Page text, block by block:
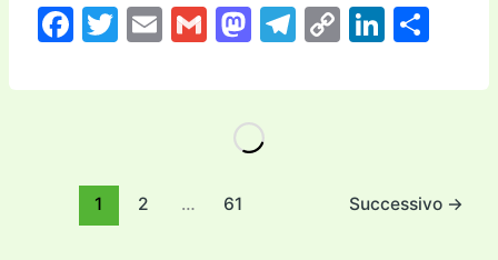
F
c
o
T
itt
E
ai
G
ai
M
st
o
d
T
e
C
p
n
Li
k
n
C
n
di
1 2 … 61 Successivo →